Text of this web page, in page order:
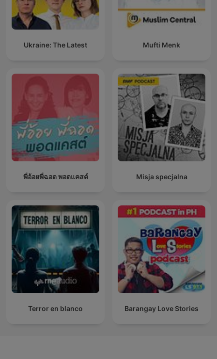
Ukraine: The Latest Mufti Menk
พี่อ้อยพี่ฉอด พอดแคสต์ Misja specjalna
Terror en blanco Barangay Love Stories